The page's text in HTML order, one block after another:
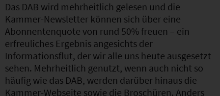
Das DAB wird mehrheitlich gelesen und die
Kammer-Newsletter können sich über eine
Abonnentenquote von rund 50% freuen – ein
erfreuliches Ergebnis angesichts der
Informationsflut, der wir alle uns heute ausgesetzt
sehen. Mehrheitlich genutzt, wenn auch nicht so
häufig wie das DAB, werden darüber hinaus die
Kammer-Webseite sowie die Broschüren. Anders